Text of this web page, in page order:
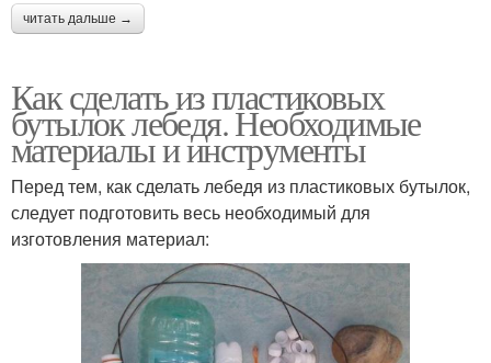
читать дальше →
Как сделать из пластиковых
бутылок лебедя. Необходимые
материалы и инструменты
Перед тем, как сделать лебедя из пластиковых бутылок,
следует подготовить весь необходимый для
изготовления материал: